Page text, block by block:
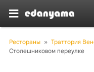
Рестораны » Траттория
Столешниковом переулке